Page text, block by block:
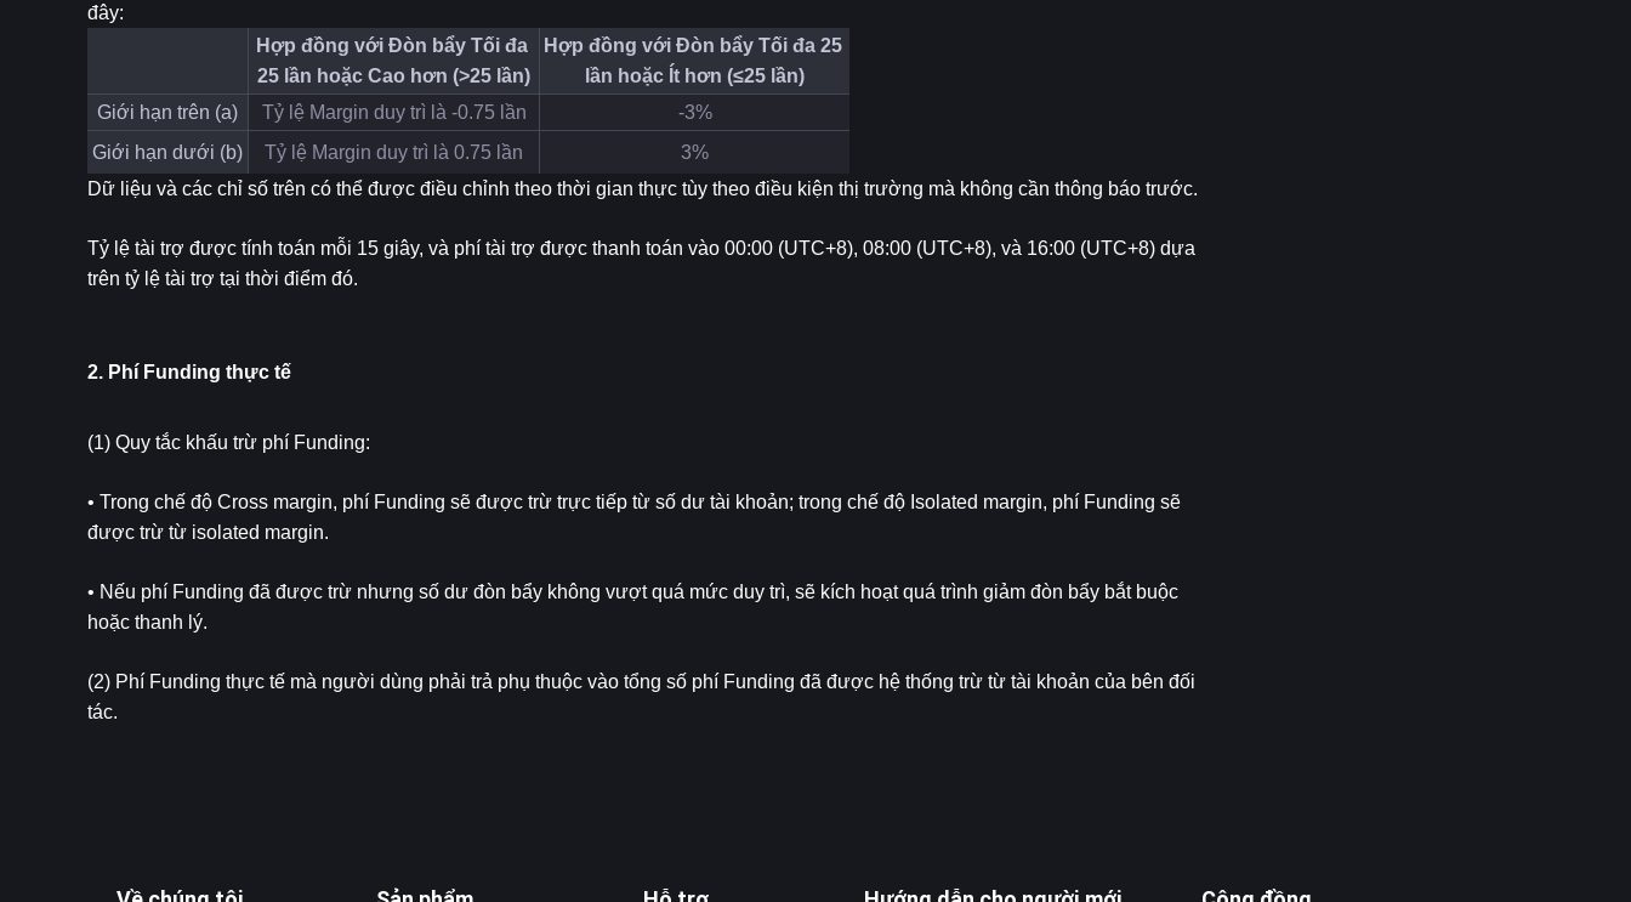
đây:
Hợp đồng với Đòn bẩy Tối đa
25 lần hoặc Cao hơn (>25 lần)
Hợp đồng với Đòn bẩy Tối đa 25
lần hoặc Ít hơn (≤25 lần)
Giới hạn trên (a)
Tỷ lệ Margin duy trì là -0.75 lần
-3%
Giới hạn dưới (b)
Tỷ lệ Margin duy trì là 0.75 lần
3%
Dữ liệu và các chỉ số trên có thể được điều chỉnh theo thời gian thực tùy theo điều kiện thị trường mà không cần thông báo trước.
Tỷ lệ tài trợ được tính toán mỗi 15 giây, và phí tài trợ được thanh toán vào 00:00 (UTC+8), 08:00 (UTC+8), và 16:00 (UTC+8) dựa
trên tỷ lệ tài trợ tại thời điểm đó.
2. Phí Funding thực tế
(1) Quy tắc khấu trừ phí Funding:
• Trong chế độ Cross margin, phí Funding sẽ được trừ trực tiếp từ số dư tài khoản; trong chế độ Isolated margin, phí Funding sẽ
được trừ từ isolated margin.
• Nếu phí Funding đã được trừ nhưng số dư đòn bẩy không vượt quá mức duy trì, sẽ kích hoạt quá trình giảm đòn bẩy bắt buộc
hoặc thanh lý.
(2) Phí Funding thực tế mà người dùng phải trả phụ thuộc vào tổng số phí Funding đã được hệ thống trừ từ tài khoản của bên đối
tác.